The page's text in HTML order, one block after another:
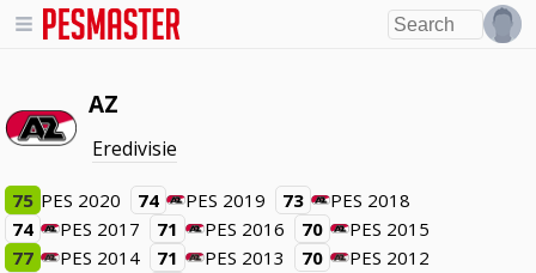
AZ
Eredivisie
75 PES 2020 74 PES 2019 73
PES 2018
74
PES 2017 71 PES 2016 70
PES 2015
77
PES 2014 71 PES 2013 70
PES 2012